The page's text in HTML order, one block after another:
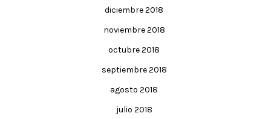
diciembre 2018
noviembre 2018
octubre 2018
septiembre 2018
agosto 2018
julio 2018